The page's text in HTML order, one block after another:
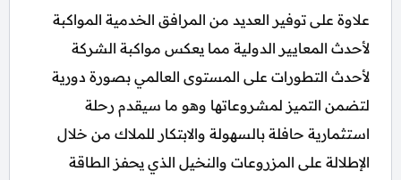
علاوة على توفير العديد من المرافق الخدمية المواكبة
لأحدث المعايير الدولية مما يعكس مواكبة الشركة
لأحدث التطورات على المستوى العالمي بصورة دورية
لتضمن التميز لمشروعاتها وهو ما سيقدم رحلة
استثمارية حافلة بالسهولة والابتكار للملاك من خلال
الإطلالة على المزروعات والنخيل الذي يحفز الطاقة